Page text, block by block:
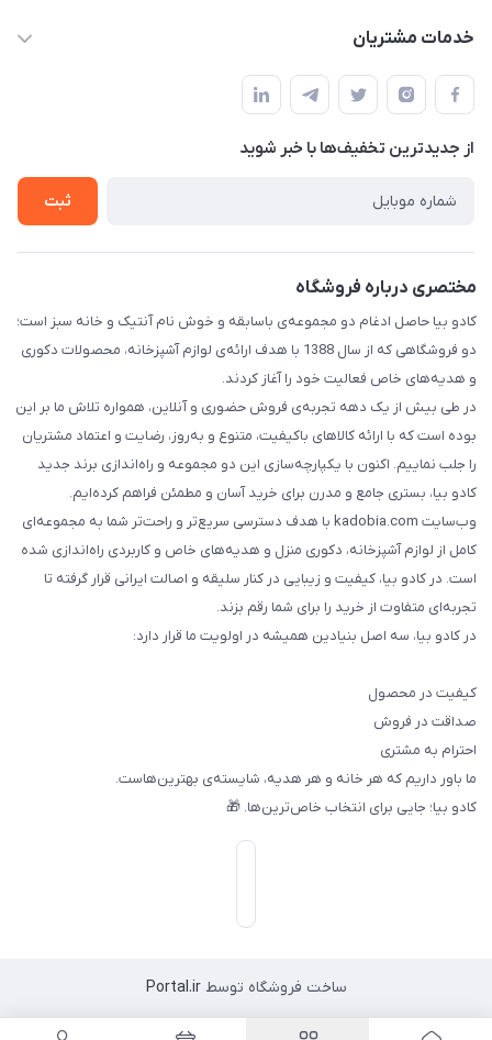
حساب کاربری
تماس با ما
خدمات مشتریان
قوانین و مقررات
حریم خصوصی
راهنما
از جدید‌ترین تخفیف‌ها با‌ خبر شوید
ثبت
مختصری درباره فروشگاه
کادو بیا حاصل ادغام دو مجموعه‌ی باسابقه و خوش‌ نام آنتیک و خانه سبز است؛
دو فروشگاهی که از سال 1388 با هدف ارائه‌ی لوازم آشپزخانه، محصولات دکوری
و هدیه‌های خاص فعالیت خود را آغاز کردند.
در طی بیش از یک دهه تجربه‌ی فروش حضوری و آنلاین، همواره تلاش ما بر این
بوده است که با ارائه کالاهای باکیفیت، متنوع و به‌روز، رضایت و اعتماد مشتریان
را جلب نماییم. اکنون با یکپارچه‌سازی این دو مجموعه و راه‌اندازی برند جدید
کادو بیا، بستری جامع و مدرن برای خرید آسان و مطمئن فراهم کرده‌ایم.
وب‌سایت kadobia.com با هدف دسترسی سریع‌تر و راحت‌تر شما به مجموعه‌ای
کامل از لوازم آشپزخانه، دکوری منزل و هدیه‌های خاص و کاربردی راه‌اندازی شده
است. در کادو بیا، کیفیت و زیبایی در کنار سلیقه و اصالت ایرانی قرار گرفته تا
تجربه‌ای متفاوت از خرید را برای شما رقم بزند.
در کادو بیا، سه اصل بنیادین همیشه در اولویت ما قرار دارد:
کیفیت در محصول
صداقت در فروش
احترام به مشتری
ما باور داریم که هر خانه و هر هدیه، شایسته‌ی بهترین‌هاست.
کادو بیا؛ جایی برای انتخاب خاص‌ترین‌ها. 🎁
ساخت فروشگاه توسطPortal.ir